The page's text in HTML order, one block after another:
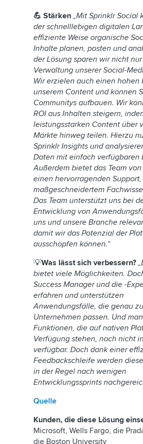
💪 Stärken „Mit Sprinklr Social
der schnelllebigen digitalen
effiziente Weise organische
Inhalte planen, posten und
der Lösung sparen wir nicht
Verwaltung unserer Social-
Wir erzielen auch einen hohen
unserem Content und können
Communitys aufbauen. Wir
ROI aus Inhalten steigern,
leistungsstarken Content über
Märkte hinweg teilen. Hierzu
Sprinklr Insights und
Daten mit einfach verfügbaren
Außerdem bietet das Team
einen hervorragenden
maßgeschneidertem
Das Team unterstützt uns bei
Entwicklung von
uns und unsere Branche
damit wir das Potenzial der
ausschöpfen können.“
💡Was lässt sich verbessern?
bietet viele Möglichkeiten.
Success Manager und die -
erfahren und unterstützen
Anwendungsfälle, die genau
Unternehmen passen. Und
Funktionen, die auf nativen
Verfügung stehen, noch nicht
verfügbar. Doch dank einer
Feedbackschleife werden
in der Regel nach wenigen
Entwicklungssprints
Quelle
Kunden, die diese Lösung
Microsoft, Wells Fargo, die
die Boston University